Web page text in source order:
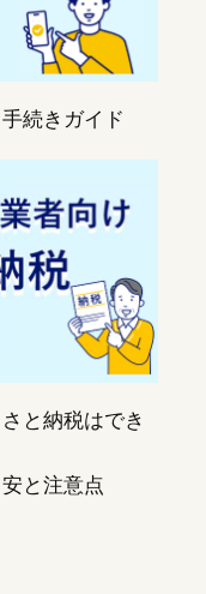
続きガイド
と納税はでき
と注意点